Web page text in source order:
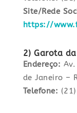
Site/Rede
https://
2) Garota
Endereço:
de Janeiro –
Telefone: